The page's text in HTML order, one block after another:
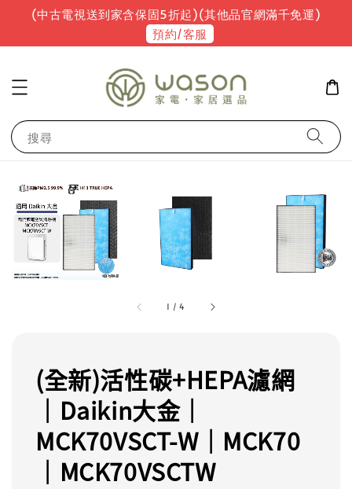
(中古電視送到家含保固5折起)(其他品官網滿千免運)
預約/客服
搜尋
1 /4
(全新)活性碳+HEPA濾網
｜Daikin大金｜
MCK70VSCT-W｜MCK70
｜MCK70VSCTW